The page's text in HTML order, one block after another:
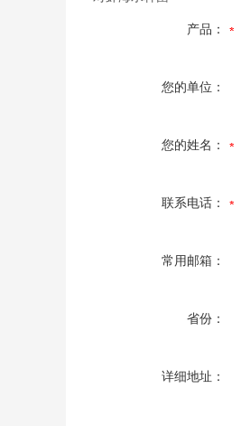
产品：
您的单位：
您的姓名：
联系电话：
常用邮箱：
省份：
详细地址：